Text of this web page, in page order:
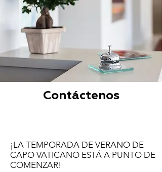
Contáctenos
¡LA TEMPORADA DE VERANO DE
CAPO VATICANO ESTÁ A PUNTO DE
COMENZAR!